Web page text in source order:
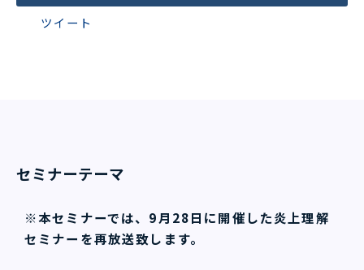
ツイート
セミナーテーマ
※本セミナーでは、9月28日に開催した炎上理解
セミナーを再放送致します。